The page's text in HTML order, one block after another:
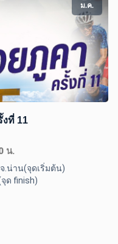
ม.ค.
ที่ 11
น.
.น่าน(จุดเริ่มต้น)
ด finish)